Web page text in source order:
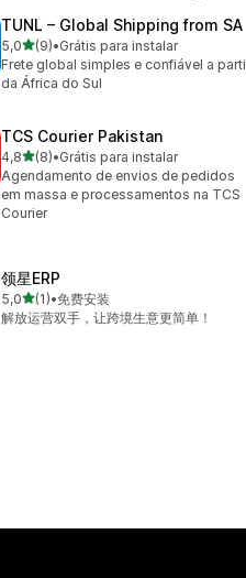
TUNL – Global Shipping from SA
5,0de 5 estrelas
(9)
9 avaliações ao todo
•Grátis para instalar
Frete global simples e confiável a
da África do Sul
TCS Courier Pakistan
4,8de 5 estrelas
(8)
8 avaliações ao todo
•Grátis para instalar
Agendamento de envios de pedidos
em massa e processamentos na TCS
Courier
领星ERP
5,0de 5 estrelas
(1)
1 avaliações ao todo
•免费安装
解放运营双手，让跨境生意更简单！